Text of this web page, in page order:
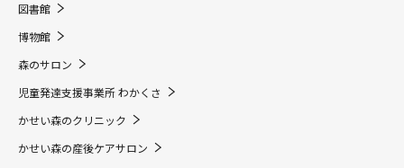
図書館
博物館
森のサロン
児童発達支援事業所 わかくさ
かせい森のクリニック
かせい森の産後ケアサロン